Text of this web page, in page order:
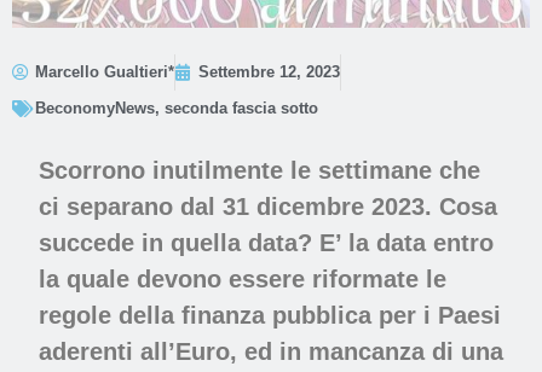
Marcello Gualtieri*
Settembre 12, 2023
BeconomyNews, seconda fascia sotto
Scorrono inutilmente le settimane che
ci separano dal 31 dicembre 2023. Cosa
succede in quella data? E’ la data entro
la quale devono essere riformate le
regole della finanza pubblica per i Paesi
aderenti all’Euro, ed in mancanza di una